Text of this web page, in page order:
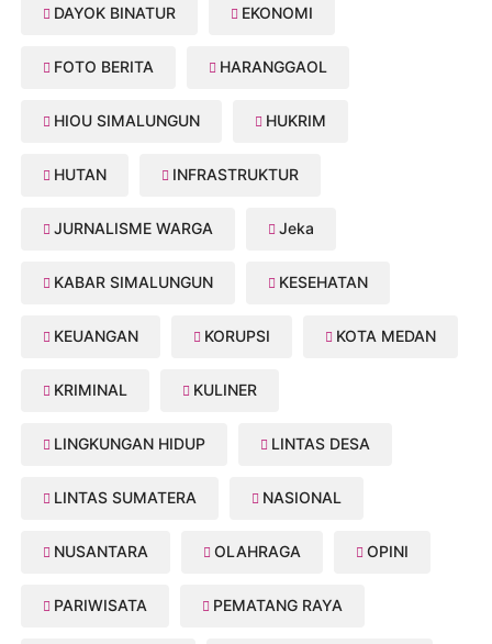
DAYOK BINATUR EKONOMI
FOTO BERITA HARANGGAOL
HIOU SIMALUNGUN HUKRIM
HUTAN INFRASTRUKTUR
JURNALISME WARGA Jeka
KABAR SIMALUNGUN KESEHATAN
KEUANGAN KORUPSI KOTA MEDAN
KRIMINAL KULINER
LINGKUNGAN HIDUP LINTAS DESA
LINTAS SUMATERA NASIONAL
NUSANTARA OLAHRAGA OPINI
PARIWISATA PEMATANG RAYA